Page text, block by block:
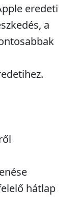
eredeti
a
hátlap